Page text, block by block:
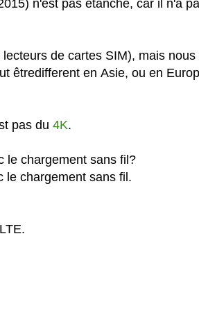
n'est pas étanche, car il n'a
de cartes SIM), mais
êtredifferent en Asie, ou en
pas du 4K.
le chargement sans fil?
le chargement sans fil.